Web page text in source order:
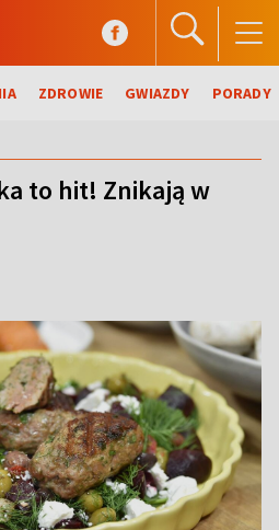
ZDROWIE GWIAZDY PORADY
to hit! Znikają w